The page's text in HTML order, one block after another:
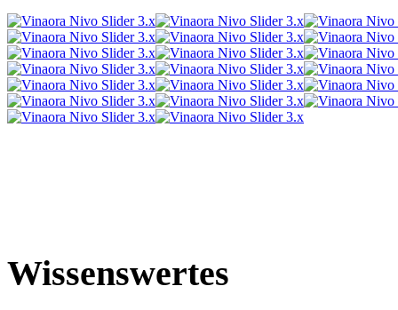
Wissenswertes